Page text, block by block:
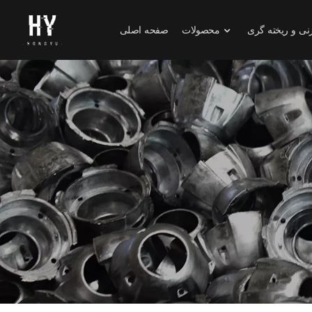
صفحه اصلی محصولات و ریخته گری